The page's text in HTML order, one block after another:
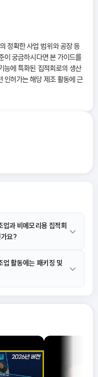
정확한 사업 범위와 공장 등
궁금하시다면 본 가이드를
능에 특화된 집적회로의 생산
인허가는 해당 제조 활동에 근
과 비메모리용 집적회
요?
습니다. 1111 메모리용 전
한 메모리 칩(예: DRAM,
활동에는 패키징 및
스트 공정도 포괄적인 제조